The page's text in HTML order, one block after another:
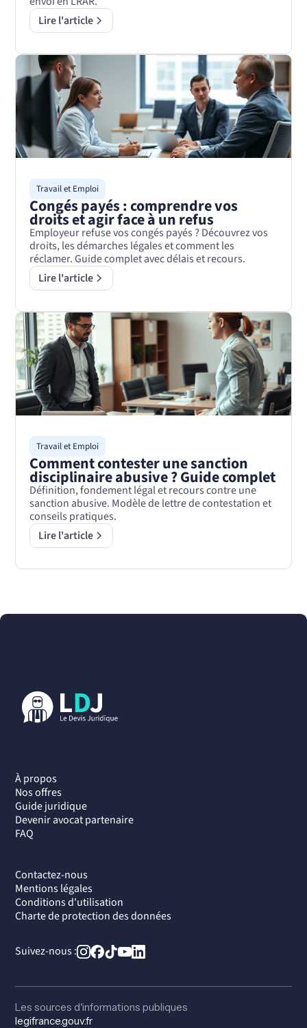
Lire l'article
Travail et Emploi
Congés payés : comprendre vos
droits et agir face à un refus
Employeur refuse vos congés payés ? Découvrez vos
droits, les démarches légales et comment les
réclamer. Guide complet avec délais et recours.
Lire l'article
Travail et Emploi
Comment contester une sanction
disciplinaire abusive ? Guide complet
Définition, fondement légal et recours contre une
sanction abusive. Modèle de lettre de contestation et
conseils pratiques.
Lire l'article
À propos
Nos offres
Guide juridique
Devenir avocat partenaire
FAQ
Contactez-nous
Mentions légales
Conditions d'utilisation
Charte de protection des données
Suivez-nous :
Les sources d'informations publiques
legifrance.gouv.fr